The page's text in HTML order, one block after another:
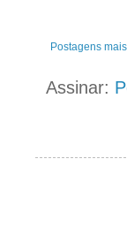
Postagens
Assinar: